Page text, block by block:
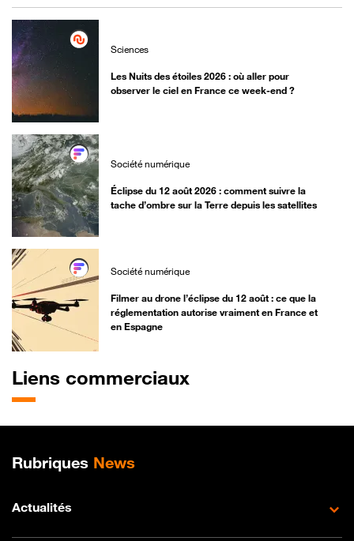
Sciences
Les Nuits des étoiles 2026 : où aller pour
observer le ciel en France ce week-end ?
Société numérique
Éclipse du 12 août 2026 : comment suivre la
tache d’ombre sur la Terre depuis les satellites
Société numérique
Filmer au drone l’éclipse du 12 août : ce que la
réglementation autorise vraiment en France et
en Espagne
Liens commerciaux
Plan de site
Rubriques News
Actualités